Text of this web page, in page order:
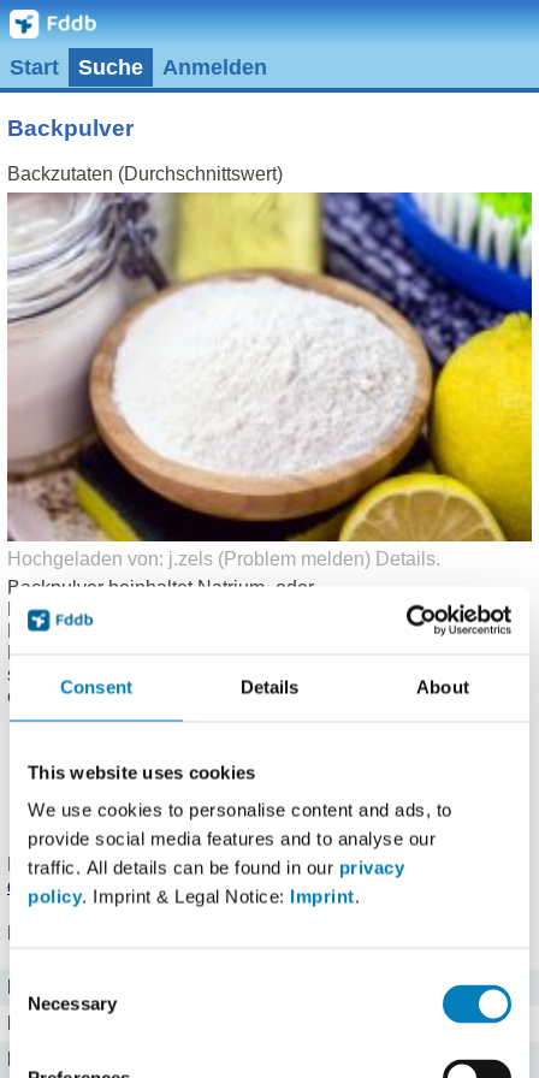
Consent Details About
This website uses cookies
We use cookies to personalise content and ads, to
provide social media features and to analyse our
traffic. All details can be found in our privacy
policy. Imprint & Legal Notice: Imprint.
Consent
Selection
Necessary
Start Suche Anmelden
Backpulver
Backzutaten (Durchschnittswert)
Hochgeladen von: j.zels (Problem melden) Details.
Backpulver beinhaltet Natrium- oder
Kaliumhydrogencarbonat, welches durch die Zugabe von
Flüssigkeiten zum Teig und durch die beinhaltete Säure zu
sich das Volumen des Teigs und die typische Porung
entsteht.
Dieses Produkt benötigt ggf. weitere Zutaten, um
Laktosefrei
Fructosefrei
Vegetarisch (vegan)
Produkt eingetragen von einemFddb Nutzer.Hinweise zu
den Produktdaten .